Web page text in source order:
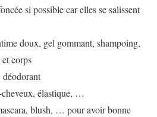
si possible car elles se salissent
doux, gel gommant, shampoing,
corps
déodorant
cheveux, élastique, …
blush, … pour avoir bonne